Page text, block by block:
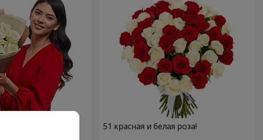
"11 белых роз!" 51 красная и белая роза!